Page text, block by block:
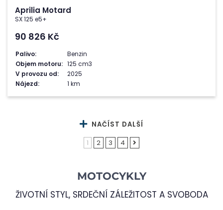
Aprilia Motard
SX 125 e5+
90 826 Kč
Palivo:
Benzin
Objem motoru: 125 cm3
V provozu od:
2025
Nájezd:
1 km
NAČÍST DALŠÍ
1
2 3 4
MOTOCYKLY
ŽIVOTNÍ STYL, SRDEČNÍ ZÁLEŽITOST A SVOBODA